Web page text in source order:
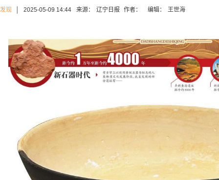
发现 2025-05-09 14:44 来源： 辽宁日报 作者： 编辑： 王世海